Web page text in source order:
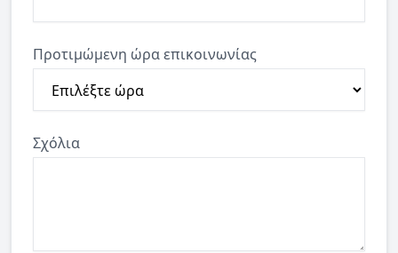
Προτιμώμενη ώρα επικοινωνίας
Σχόλια